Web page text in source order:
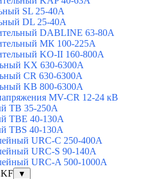
SL 25-40А
DL 25-40А
DABLINE 63-80A
МК 100-225А
KO-II 160-800А
KX 630-6300А
CR 630-6300А
KB 800-6300А
MV-CR 12-24 кВ
TB 35-250A
TBE 40-130A
TBS 40-130A
URC-C 250-400A
URC-S 90-140A
URC-A 500-1000A
▼